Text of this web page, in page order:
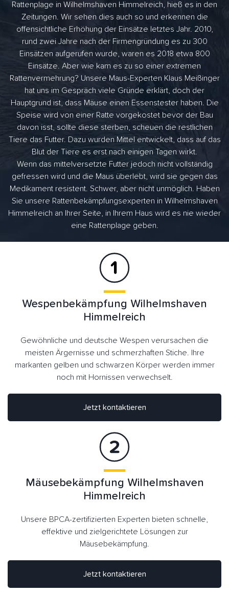
Rattenplage in Wilhelmshaven Himmelreich, hieß es in den
Zeitungen. Wir sehen dies auch so und erkennen die
offensichtliche Erhöhung der Einsätze letztes Jahr. 2010,
rund zwei Jahre nach der Firmengründung es zu 300
Einsätzen aufgerufen wurde, waren es 2018 etwa 800
Einsätze. Aber wie kam es zu so einer extremen
Rattenvermehrung? Unsere Maus-Experten Klaus Meißinger
hat uns im Gespräch viele Gründe erklärt, doch der
Hauptgrund ist, dass Mäuse einen Essenstester haben. Die
Speise wird von einer Ratte vorgekostet bevor der Bau
davon isst, sollte diese sterben, scheuen die restlichen
Tiere das Futter. Dazu wurden Mittel entwickelt, dass auf das
Blut der Tiere es erst nach einigen Tagen wirkt.
Wenn das mittelversetzte Futter jedoch nicht vollständig
gefressen wird und die Maus überlebt, wird sie gegen das
Medikament resistent. Schwer, aber nicht unmöglich. Haben
Sie unsere Rattenbekämpfungsexperten in Wilhelmshaven
Himmelreich an Ihrer Seite, in Ihrem Haus wird es nie wieder
eine Rattenplage geben.
Wespenbekämpfung Wilhelmshaven
Himmelreich
Gewöhnliche und deutsche Wespen verursachen die
meisten Ärgernisse und schmerzhaften Stiche. Ihre
markanten gelben und schwarzen Körper werden immer
noch mit Hornissen verwechselt.
Jetzt kontaktieren
Jetzt kontaktieren
Mäusebekämpfung Wilhelmshaven
Himmelreich
Unsere BPCA-zertifizierten Experten bieten schnelle,
effektive und zielgerichtete Lösungen zur
Mäusebekämpfung.